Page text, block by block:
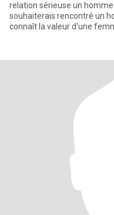
relation sérieuse un homme
souhaiterais rencontré un
connaît la valeur d'une